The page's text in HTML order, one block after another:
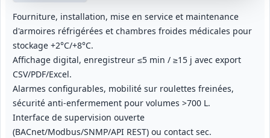
Fourniture, installation, mise en service et maintenance
d'armoires réfrigérées et chambres froides médicales pour
stockage +2°C/+8°C.
Affichage digital, enregistreur ≤5 min / ≥15 j avec export
CSV/PDF/Excel.
Alarmes configurables, mobilité sur roulettes freinées,
sécurité anti‑enfermement pour volumes >700 L.
Interface de supervision ouverte
(BACnet/Modbus/SNMP/API REST) ou contact sec.